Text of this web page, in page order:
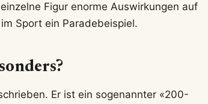
Figur enorme Auswirkungen auf
Sport ein Paradebeispiel.
Er ist ein sogenannter «200-